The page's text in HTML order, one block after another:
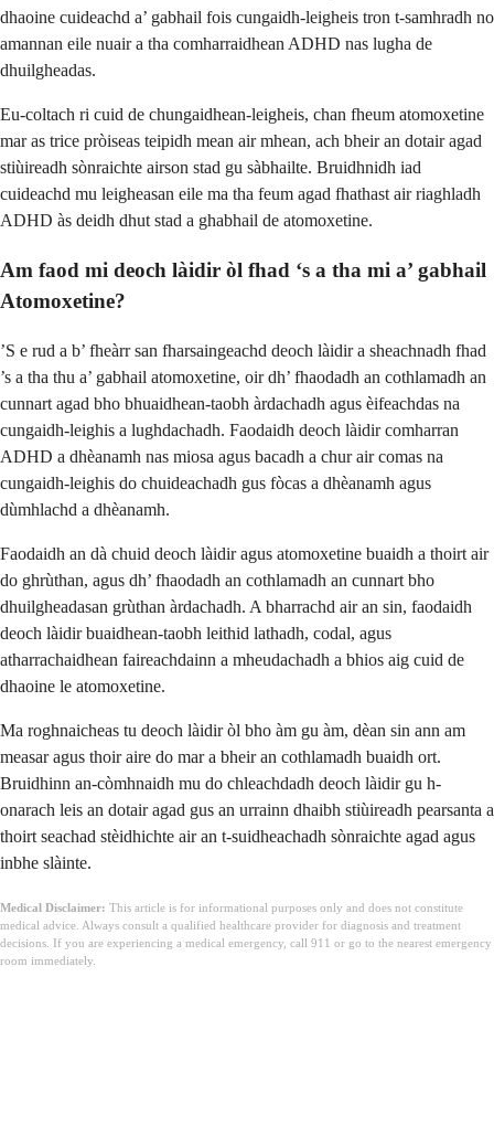
dhaoine cuideachd a’ gabhail fois cungaidh-leigheis tron ​​t-samhradh no
amannan eile nuair a tha comharraidhean ADHD nas lugha de
dhuilgheadas.
Eu-coltach ri cuid de chungaidhean-leigheis, chan fheum atomoxetine
mar as trice pròiseas teipidh mean air mhean, ach bheir an dotair agad
stiùireadh sònraichte airson stad gu sàbhailte. Bruidhnidh iad
cuideachd mu leigheasan eile ma tha feum agad fhathast air riaghladh
ADHD às deidh dhut stad a ghabhail de atomoxetine.
Am faod mi deoch làidir òl fhad ‘s a tha mi a’ gabhail
Atomoxetine?
’S e rud a b’ fheàrr san fharsaingeachd deoch làidir a sheachnadh fhad
’s a tha thu a’ gabhail atomoxetine, oir dh’ fhaodadh an cothlamadh an
cunnart agad bho bhuaidhean-taobh àrdachadh agus èifeachdas na
cungaidh-leighis a lughdachadh. Faodaidh deoch làidir comharran
ADHD a dhèanamh nas miosa agus bacadh a chur air comas na
cungaidh-leighis do chuideachadh gus fòcas a dhèanamh agus
dùmhlachd a dhèanamh.
Faodaidh an dà chuid deoch làidir agus atomoxetine buaidh a thoirt air
do ghrùthan, agus dh’ fhaodadh an cothlamadh an cunnart bho
dhuilgheadasan grùthan àrdachadh. A bharrachd air an sin, faodaidh
deoch làidir buaidhean-taobh leithid lathadh, codal, agus
atharrachaidhean faireachdainn a mheudachadh a bhios aig cuid de
dhaoine le atomoxetine.
Ma roghnaicheas tu deoch làidir òl bho àm gu àm, dèan sin ann am
measar agus thoir aire do mar a bheir an cothlamadh buaidh ort.
Bruidhinn an-còmhnaidh mu do chleachdadh deoch làidir gu h-
onarach leis an dotair agad gus an urrainn dhaibh stiùireadh pearsanta a
thoirt seachad stèidhichte air an t-suidheachadh sònraichte agad agus
inbhe slàinte.
Medical Disclaimer: This article is for informational purposes only and does not constitute
medical advice. Always consult a qualified healthcare provider for diagnosis and treatment
decisions. If you are experiencing a medical emergency, call 911 or go to the nearest emergency
room immediately.